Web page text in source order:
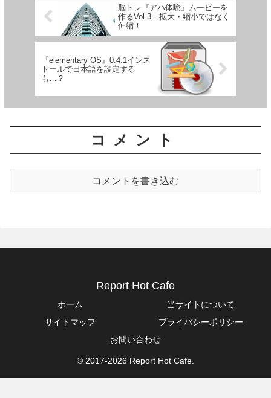
脳トレ『アハ体験』ムービーを
作るVol.3…拡大・縮小ではなく
伸縮！
『elementary OS』0.4.1インス
トールで日本語を設定する
も…？
コメント
コメントを書き込む
Report Hot Cafe
ホーム
当サイトについて
サイトマップ
プライバシーポリシー
お問い合わせ
© 2017-2026 Report Hot Cafe.